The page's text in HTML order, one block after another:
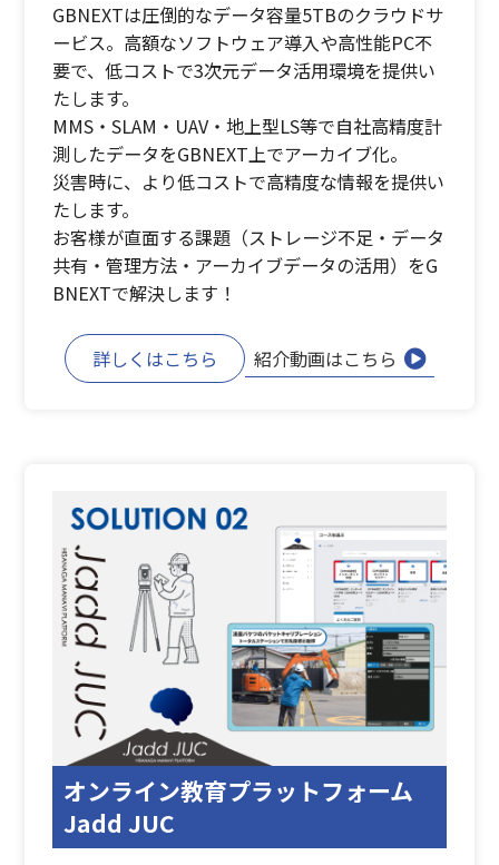
GBNEXTは圧倒的なデータ容量5TBのクラウドサ
ービス。高額なソフトウェア導入や高性能PC不
要で、低コストで3次元データ活用環境を提供い
たします。
MMS・SLAM・UAV・地上型LS等で自社高精度計
測したデータをGBNEXT上でアーカイブ化。
災害時に、より低コストで高精度な情報を提供い
たします。
お客様が直面する課題（ストレージ不足・データ
共有・管理方法・アーカイブデータの活用）をG
BNEXTで解決します！
詳しくはこちら 紹介動画はこちら
オンライン教育プラットフォーム
Jadd JUC